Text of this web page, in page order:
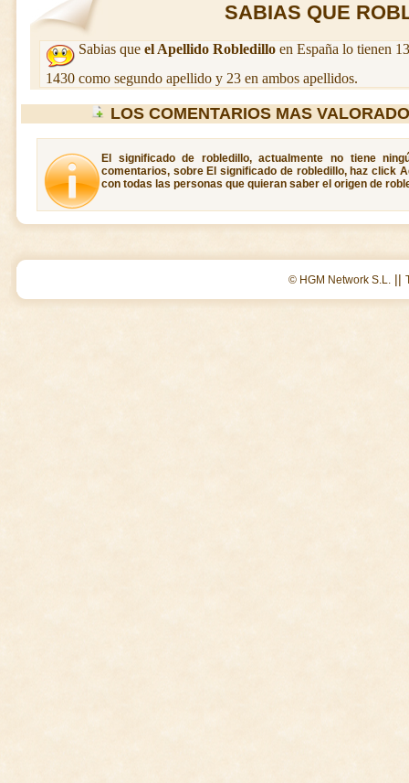
SABIAS QUE
Sabias que el Apellido Robledillo en España lo tienen
1430 como segundo apellido y 23 en ambos apellidos.
LOS COMENTARIOS MAS
El significado de robledillo, actualmente no tiene
comentarios, sobre El significado de robledillo, haz click
con todas las personas que quieran saber el origen de
© HGM Network S.L. ||